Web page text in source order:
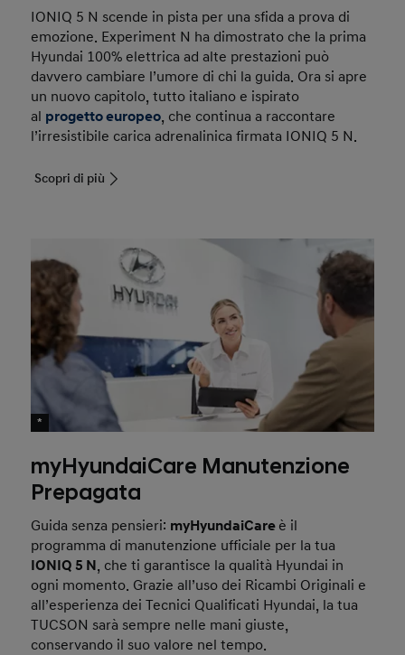
IONIQ 5 N scende in pista per una sfida a prova di
emozione. Experiment N ha dimostrato che la prima
Hyundai 100% elettrica ad alte prestazioni può
davvero cambiare l’umore di chi la guida. Ora si apre
un nuovo capitolo, tutto italiano e ispirato
al progetto europeo, che continua a raccontare
l’irresistibile carica adrenalinica firmata IONIQ 5 N.
Scopri di più
*
myHyundaiCare Manutenzione
Prepagata
Guida senza pensieri: myHyundaiCare è il
programma di manutenzione ufficiale per la tua
IONIQ 5 N, che ti garantisce la qualità Hyundai in
ogni momento. Grazie all’uso dei Ricambi Originali e
all’esperienza dei Tecnici Qualificati Hyundai, la tua
TUCSON sarà sempre nelle mani giuste,
conservando il suo valore nel tempo.